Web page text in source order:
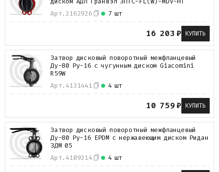
Арт. 2162926 7 шт
16 203₽ КУПИТЬ
Арт. 4131441 4 шт
Затвор дисковый поворотный межфланцевый
Ду-80 Ру-16 с чугунным диском Giacomini
R59W
10 759₽ КУПИТЬ
Арт. 4109314 4 шт
Затвор дисковый поворотный межфланцевый
Ду-80 Ру-16 EPDM с нержавеющим диском Ридан
ЗДМ 05